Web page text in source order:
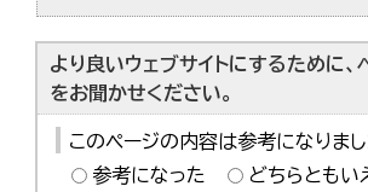
より良いウェブサイトにするために、
をお聞かせください。
このページの内容は参考になりま
参考になった
どちらともい